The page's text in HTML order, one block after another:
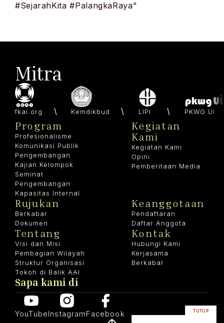
#SejarahKita #PalangkaRaya”
TUTUP
Mitra
fkai.org Kemdikbud LIPI PKWG UI
Program
Profesionalisme
Komunikasi Publik
Pengembangan
Kajian Kelompok
Seminat
Pengembangan
Kapasitas Internal
Kegiatan
Kami
Kegiatan Kami
Opini
Pemberitaan Media
Rujukan
Berkabar
Dokumen
Keanggotaan
Pendaftaran
Daftar Anggota
Tentang
Visi dan Misi
Pembagian Wilayah
Struktur Organisasi
Tokoh di Balik AAI
Kontak
Hubungi Kami
Kerjasama
Berkabar
Sapa kami di
YouTubeInstagramFacebook